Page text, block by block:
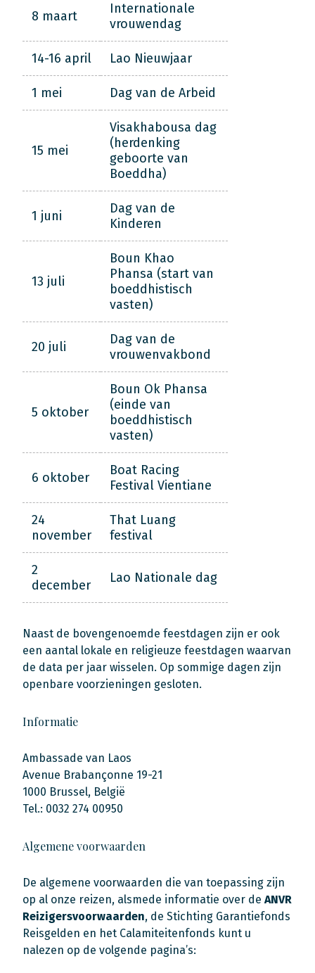
8 maart
Internationale
vrouwendag
14-16 april Lao Nieuwjaar
1 mei Dag van de Arbeid
15 mei
Visakhabousa dag
(herdenking
geboorte van
Boeddha)
1 juni
Dag van de
Kinderen
13 juli
Boun Khao
Phansa (start van
boeddhistisch
vasten)
20 juli
Dag van de
vrouwenvakbond
5 oktober
Boun Ok Phansa
(einde van
boeddhistisch
vasten)
6 oktober
Boat Racing
Festival Vientiane
24
november
That Luang
festival
2
december
Lao Nationale dag
Naast de bovengenoemde feestdagen zijn er ook
een aantal lokale en religieuze feestdagen waarvan
de data per jaar wisselen. Op sommige dagen zijn
openbare voorzieningen gesloten.
Informatie
Ambassade van Laos
Avenue Brabançonne 19-21
1000 Brussel, België
Tel.: 0032 274 00950
Algemene voorwaarden
De algemene voorwaarden die van toepassing zijn
op al onze reizen, alsmede informatie over de ANVR
Reizigersvoorwaarden, de Stichting Garantiefonds
Reisgelden en het Calamiteitenfonds kunt u
nalezen op de volgende pagina’s: